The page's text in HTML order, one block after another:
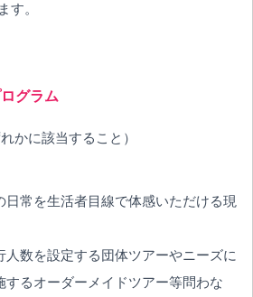
す。
グラム
かに該当すること）
日常を生活者目線で体感いただける現
人数を設定する団体ツアーやニーズに
するオーダーメイドツアー等問わな